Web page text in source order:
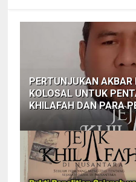
PERTUNJUKAN AKBAR
KOLOSAL UNTUK
KHILAFAH DAN PARA